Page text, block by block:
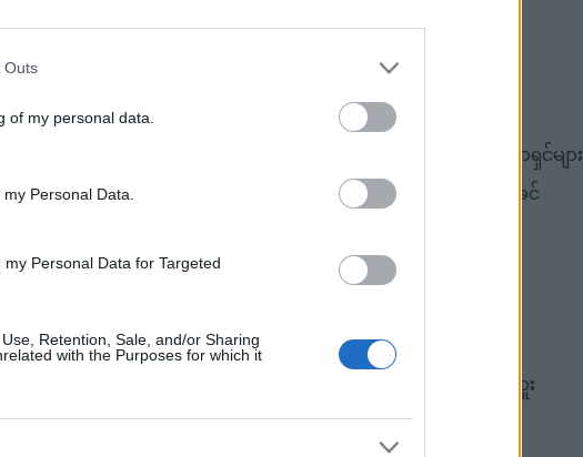
Outs
of my personal data.
Personal Data.
Personal Data for Targeted
Retention, Sale, and/or Sharing
with the Purposes for which it
ာင်း မိတ်ဆက်ခြင်း
း ထောပတ်အရသာကြောင့် လူကြိုက်များကြသည်။ အခွံမာသီးဝါသနာရှင်များ
ည်။ ဤအခွံမာသီးများသည် ဩစတြေးလျနိုင်ငံမှ လာခြင်းဖြစ်ပြီး ရှေးယခင်
သို့သော နေရာများတွင် စိုက်ပျိုးကြသည်။ ထို့ကြောင့် ၎င်းတို့ကို ပိုမို
ရသာပါ အရမ်းကောင်းပါတယ်။ သူတို့က ကွတ်ကီးတွေနဲ့ သုပ်တွေမှာ အထူး
ရသာအတွက် မဖြစ်မနေ မြည်းစမ်းကြည့်သင့်ပါတယ်။